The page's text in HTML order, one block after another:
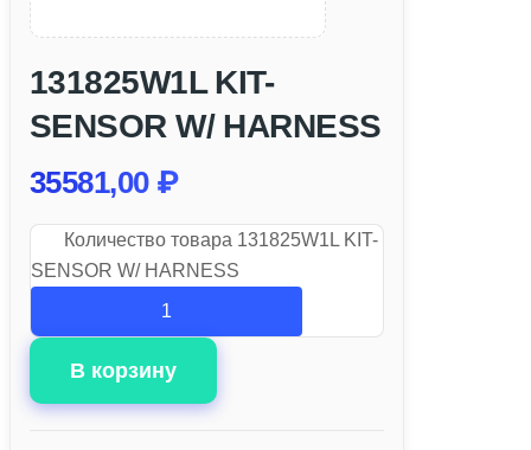
131825W1L KIT-
SENSOR W/ HARNESS
35581,00 ₽
Количество товара 131825W1L KIT-
SENSOR W/ HARNESS
В корзину